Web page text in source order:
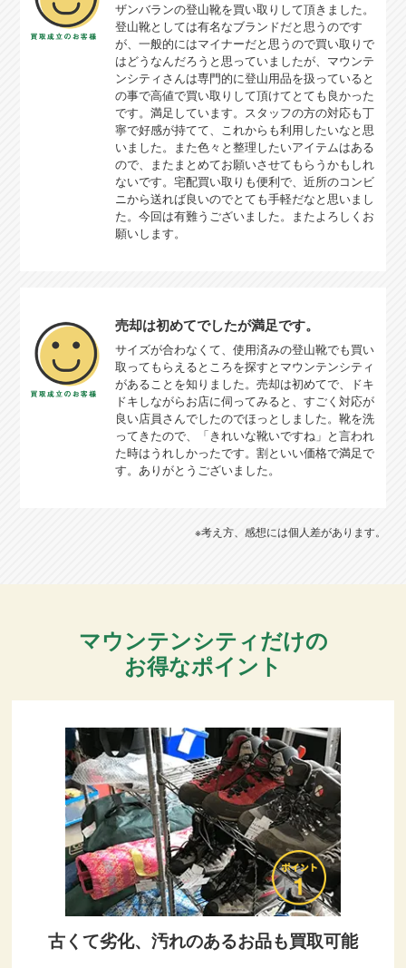
ザンバランの登山靴を買い取りして頂きました。
登山靴としては有名なブランドだと思うのです
が、一般的にはマイナーだと思うので買い取りで
はどうなんだろうと思っていましたが、マウンテ
ンシティさんは専門的に登山用品を扱っていると
の事で高値で買い取りして頂けてとても良かった
です。満足しています。スタッフの方の対応も丁
寧で好感が持てて、これからも利用したいなと思
いました。また色々と整理したいアイテムはある
ので、またまとめてお願いさせてもらうかもしれ
ないです。宅配買い取りも便利で、近所のコンビ
ニから送れば良いのでとても手軽だなと思いまし
た。今回は有難うございました。またよろしくお
願いします。
売却は初めてでしたが満足です。
サイズが合わなくて、使用済みの登山靴でも買い
取ってもらえるところを探すとマウンテンシティ
があることを知りました。売却は初めてで、ドキ
ドキしながらお店に伺ってみると、すごく対応が
良い店員さんでしたのでほっとしました。靴を洗
ってきたので、「きれいな靴いですね」と言われ
た時はうれしかったです。割といい価格で満足で
す。ありがとうございました。
※考え方、感想には個人差があります。
マウンテンシティだけの
お得なポイント
古くて劣化、汚れのあるお品も買取可能